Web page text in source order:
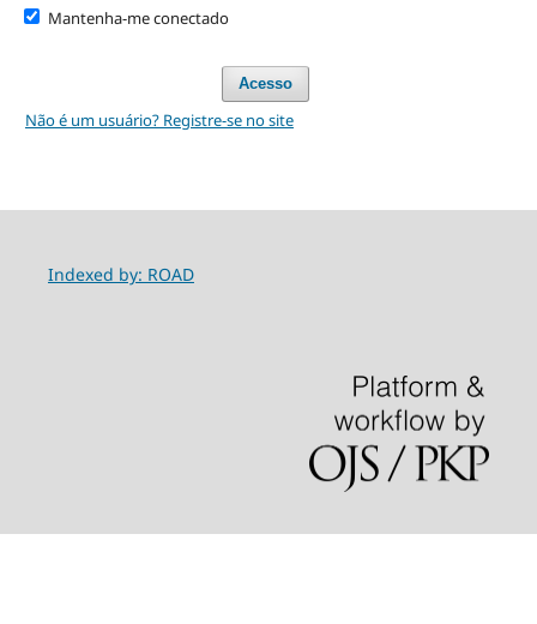
Mantenha-me conectado
Acesso
Não é um usuário? Registre-se no site
Indexed by: ROAD